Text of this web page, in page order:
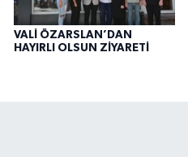
VALİ ÖZARSLAN’DAN
HAYIRLI OLSUN ZİYARETİ